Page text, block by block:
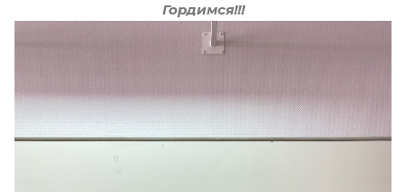
Гордимся!!!